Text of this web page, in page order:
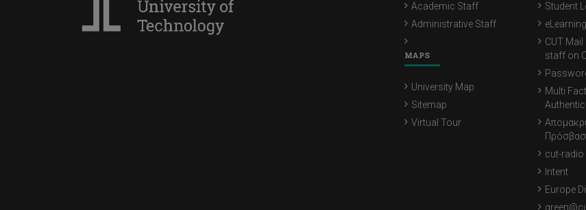
Academic Staff
Administrative Staff
MAPS
University Map
Sitemap
Virtual Tour
Student
CUT
staff on
Multi
cut-radio
Intent
Europe